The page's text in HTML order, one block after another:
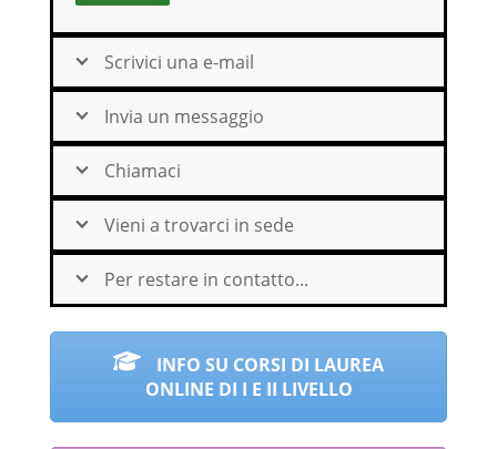
Alternative:
Scrivici una e-mail
Invia un messaggio
Chiamaci
Vieni a trovarci in sede
Per restare in contatto...
INFO SU CORSI DI LAUREA
ONLINE DI I E II LIVELLO